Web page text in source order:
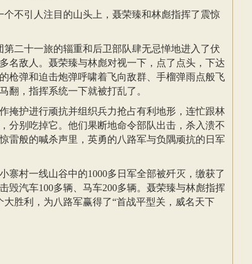
个不引人注目的山头上，聂荣臻和林彪指挥了震惊
第二十一旅的辎重和后卫部队肆无忌惮地进入了伏
名敌人。聂荣臻与林彪对视一下，点了点头，下达
枪弹和迫击炮弹呼啸着飞向敌群、手榴弹雨点般飞
翻，指挥系统一下就被打乱了。
掩护进行顽抗并组织兵力抢占有利地形，连忙跟林
分别吃掉它。他们果断地命令部队出击，杀入溃不
雷般的喊杀声里，英勇的八路军与负隅顽抗的日军
寨村一线山谷中的1000多日军全部被歼灭，缴获了
毁汽车100多辆、马车200多辆。聂荣臻与林彪指挥
大胜利，为八路军赢得了“首战平型关，威名天下